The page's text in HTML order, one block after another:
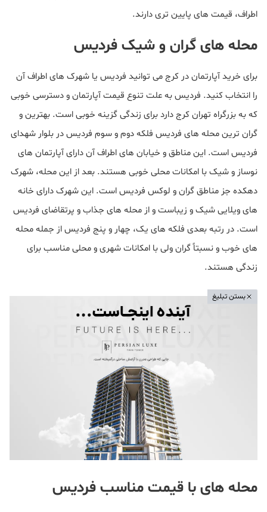
اطراف، قیمت های پایین تری دارند.
محله های گران و شیک فردیس
برای خرید آپارتمان در کرج می توانید فردیس یا شهرک های اطراف آن
را انتخاب کنید. فردیس به علت تنوع قیمت آپارتمان و دسترسی خوبی
که به بزرگراه تهران کرج دارد برای زندگی گزینه خوبی است. بهترین و
گران ترین محله های فردیس فلکه دوم و سوم فردیس در بلوار شهدای
فردیس است. این مناطق و خیابان های اطراف آن دارای آپارتمان های
نوساز و شیک با امکانات محلی خوبی هستند. بعد از این محله، شهرک
دهکده جز مناطق گران و لوکس فردیس است. این شهرک دارای خانه
های ویلایی شیک و زیباست و از محله های جذاب و پرتقاضای فردیس
است. در رتبه بعدی فلکه های یک، چهار و پنج فردیس از جمله محله
های خوب و نسبتاً گران ولی با امکانات شهری و محلی مناسب برای
زندگی هستند.
بستن تبلیغ
محله های با قیمت مناسب فردیس